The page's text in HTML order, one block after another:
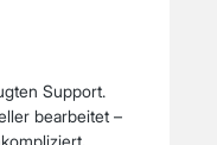
Support.
bearbeitet –